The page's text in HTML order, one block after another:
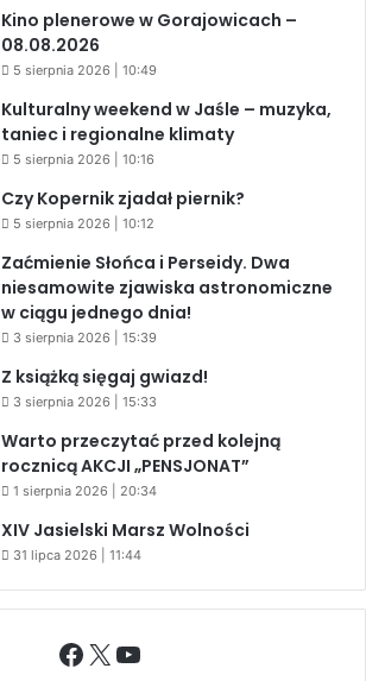
Kino plenerowe w Gorajowicach –
08.08.2026
5 sierpnia 2026 | 10:49
Kulturalny weekend w Jaśle – muzyka,
taniec i regionalne klimaty
5 sierpnia 2026 | 10:16
Czy Kopernik zjadał piernik?
5 sierpnia 2026 | 10:12
Zaćmienie Słońca i Perseidy. Dwa
niesamowite zjawiska astronomiczne
w ciągu jednego dnia!
3 sierpnia 2026 | 15:39
Z książką sięgaj gwiazd!
3 sierpnia 2026 | 15:33
Warto przeczytać przed kolejną
rocznicą AKCJI „PENSJONAT”
1 sierpnia 2026 | 20:34
XIV Jasielski Marsz Wolności
31 lipca 2026 | 11:44
Facebook
X YouTube